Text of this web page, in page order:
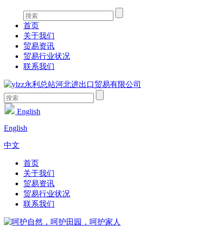
首页
关于我们
贸易资讯
贸易行业状况
联系我们
English
English
中文
首页
关于我们
贸易资讯
贸易行业状况
联系我们